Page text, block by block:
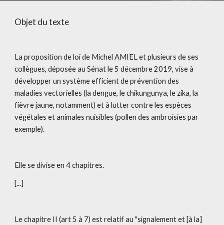
Objet du texte
La proposition de loi de Michel AMIEL et plusieurs de ses
collègues, déposée au Sénat le 5 décembre 2019, vise à
développer un système efficient de prévention des
maladies vectorielles (la dengue, le chikungunya, le zika, la
fièvre jaune, notamment) et à lutter contre les espèces
végétales et animales nuisibles (pollen des ambroisies par
exemple).
Elle se divise en 4 chapitres.
[...]
Le chapitre II (art 5 à 7) est relatif au "signalement et [à la]